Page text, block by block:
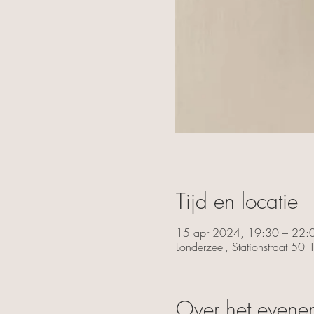
Tijd en locatie
15 apr 2024, 19:30 –
Londerzeel, Stationstraat 50